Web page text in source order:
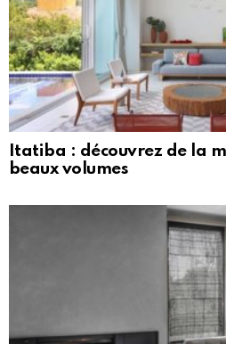
Itatiba : découvrez de la
beaux volumes